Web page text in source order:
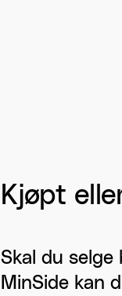
Kjøpt
Skal du selge
MinSide kan